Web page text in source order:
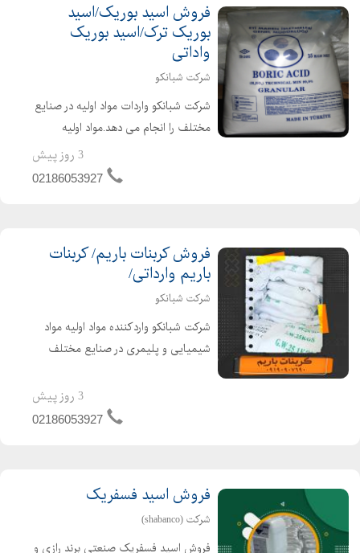
فروش اسید بوریک/اسید
بوریک ترک/اسید بوریک
واداتی
شرکت شبانکو
شرکت شبانکو واردات مواد اولیه در صنایع
مختلف را انجام می دهد.مواد اولیه
موجود در صنعت کاشی و سرامیک به
شرح زیر است: اسیدبوریک اتیمدن
3 روز پیش
02186053927
فروش کربنات باریم/ کربنات
باریم وارداتی/
شرکت شبانکو
شرکت شبانکو واردکننده مواد اولیه مواد
شیمیایی و پلیمری در صنایع مختلف
کاشی و سرامیک کربنات باریم کیسه سبز
و مشکی / کیسه آبی اسید بوریک ترک
3 روز پیش
02186053927
فروش اسید فسفریک
شرکت (shabanco)
فروش اسید فسفریک صنعتی برند رازی و